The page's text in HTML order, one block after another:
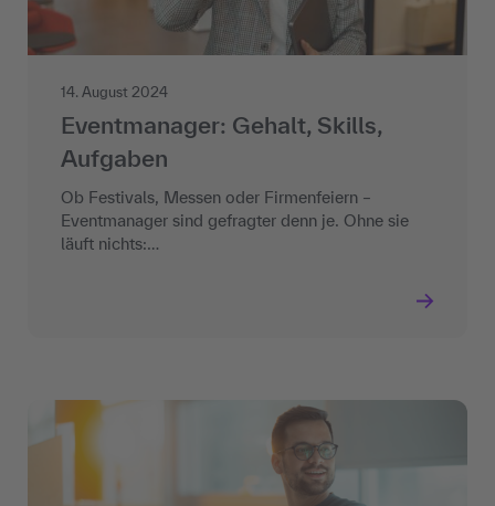
14. August 2024
Eventmanager: Gehalt, Skills,
Aufgaben
Ob Festivals, Messen oder Firmenfeiern –
Eventmanager sind gefragter denn je. Ohne sie
läuft nichts:…